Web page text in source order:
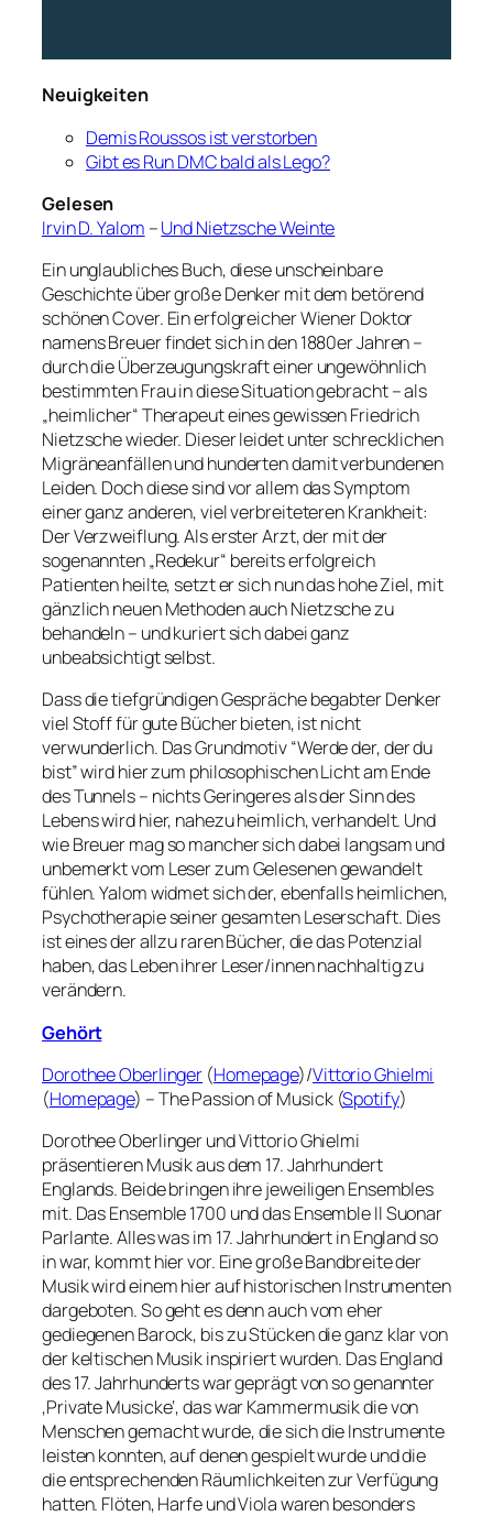
Neuigkeiten
Demis Roussos ist verstorben
Gibt es Run DMC bald als Lego?
Gelesen
Irvin D. Yalom –Und Nietzsche Weinte
Ein unglaubliches Buch, diese unscheinbare
Geschichte über große Denker mit dem betörend
schönen Cover. Ein erfolgreicher Wiener Doktor
namens Breuer findet sich in den 1880er Jahren –
durch die Überzeugungskraft einer ungewöhnlich
bestimmten Frau in diese Situation gebracht – als
„heimlicher“ Therapeut eines gewissen Friedrich
Nietzsche wieder. Dieser leidet unter schrecklichen
Migräneanfällen und hunderten damit verbundenen
Leiden. Doch diese sind vor allem das Symptom
einer ganz anderen, viel verbreiteteren Krankheit:
Der Verzweiflung. Als erster Arzt, der mit der
sogenannten „Redekur“ bereits erfolgreich
Patienten heilte, setzt er sich nun das hohe Ziel, mit
gänzlich neuen Methoden auch Nietzsche zu
behandeln – und kuriert sich dabei ganz
unbeabsichtigt selbst.
Dass die tiefgründigen Gespräche begabter Denker
viel Stoff für gute Bücher bieten, ist nicht
verwunderlich. Das Grundmotiv “Werde der, der du
bist” wird hier zum philosophischen Licht am Ende
des Tunnels – nichts Geringeres als der Sinn des
Lebens wird hier, nahezu heimlich, verhandelt. Und
wie Breuer mag so mancher sich dabei langsam und
unbemerkt vom Leser zum Gelesenen gewandelt
fühlen. Yalom widmet sich der, ebenfalls heimlichen,
Psychotherapie seiner gesamten Leserschaft. Dies
ist eines der allzu raren Bücher, die das Potenzial
haben, das Leben ihrer Leser/innen nachhaltig zu
verändern.
Gehört
Dorothee Oberlinger (Homepage)/Vittorio Ghielmi
(Homepage) – The Passion of Musick (Spotify)
Dorothee Oberlinger und Vittorio Ghielmi
präsentieren Musik aus dem 17. Jahrhundert
Englands. Beide bringen ihre jeweiligen Ensembles
mit. Das Ensemble 1700 und das Ensemble Il Suonar
Parlante. Alles was im 17. Jahrhundert in England so
in war, kommt hier vor. Eine große Bandbreite der
Musik wird einem hier auf historischen Instrumenten
dargeboten. So geht es denn auch vom eher
gediegenen Barock, bis zu Stücken die ganz klar von
der keltischen Musik inspiriert wurden. Das England
des 17. Jahrhunderts war geprägt von so genannter
‚Private Musicke‘, das war Kammermusik die von
Menschen gemacht wurde, die sich die Instrumente
leisten konnten, auf denen gespielt wurde und die
die entsprechenden Räumlichkeiten zur Verfügung
hatten. Flöten, Harfe und Viola waren besonders